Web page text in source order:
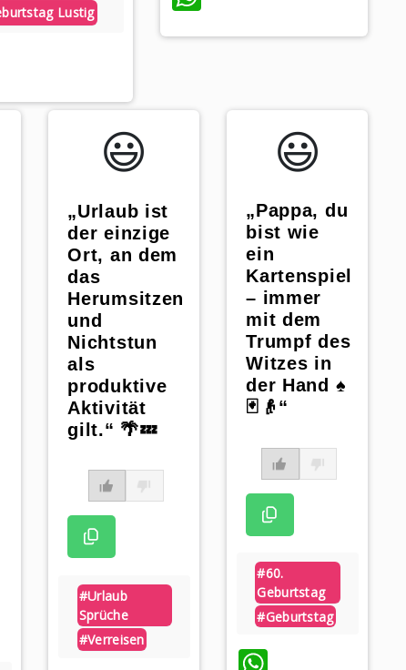
Lustig
😃️
„Urlaub ist
der einzige
Ort, an dem
das
Herumsitzen
und
Nichtstun
als
produktive
Aktivität
gilt.“ 🌴💤
#urlaub
Sprüche
#verreisen
😃️
„Pappa, du
bist wie
ein
Kartenspiel
– immer
mit dem
Trumpf des
Witzes in
der Hand ♠️
🃏👴“
#60.
Geburtstag
#geburtstag